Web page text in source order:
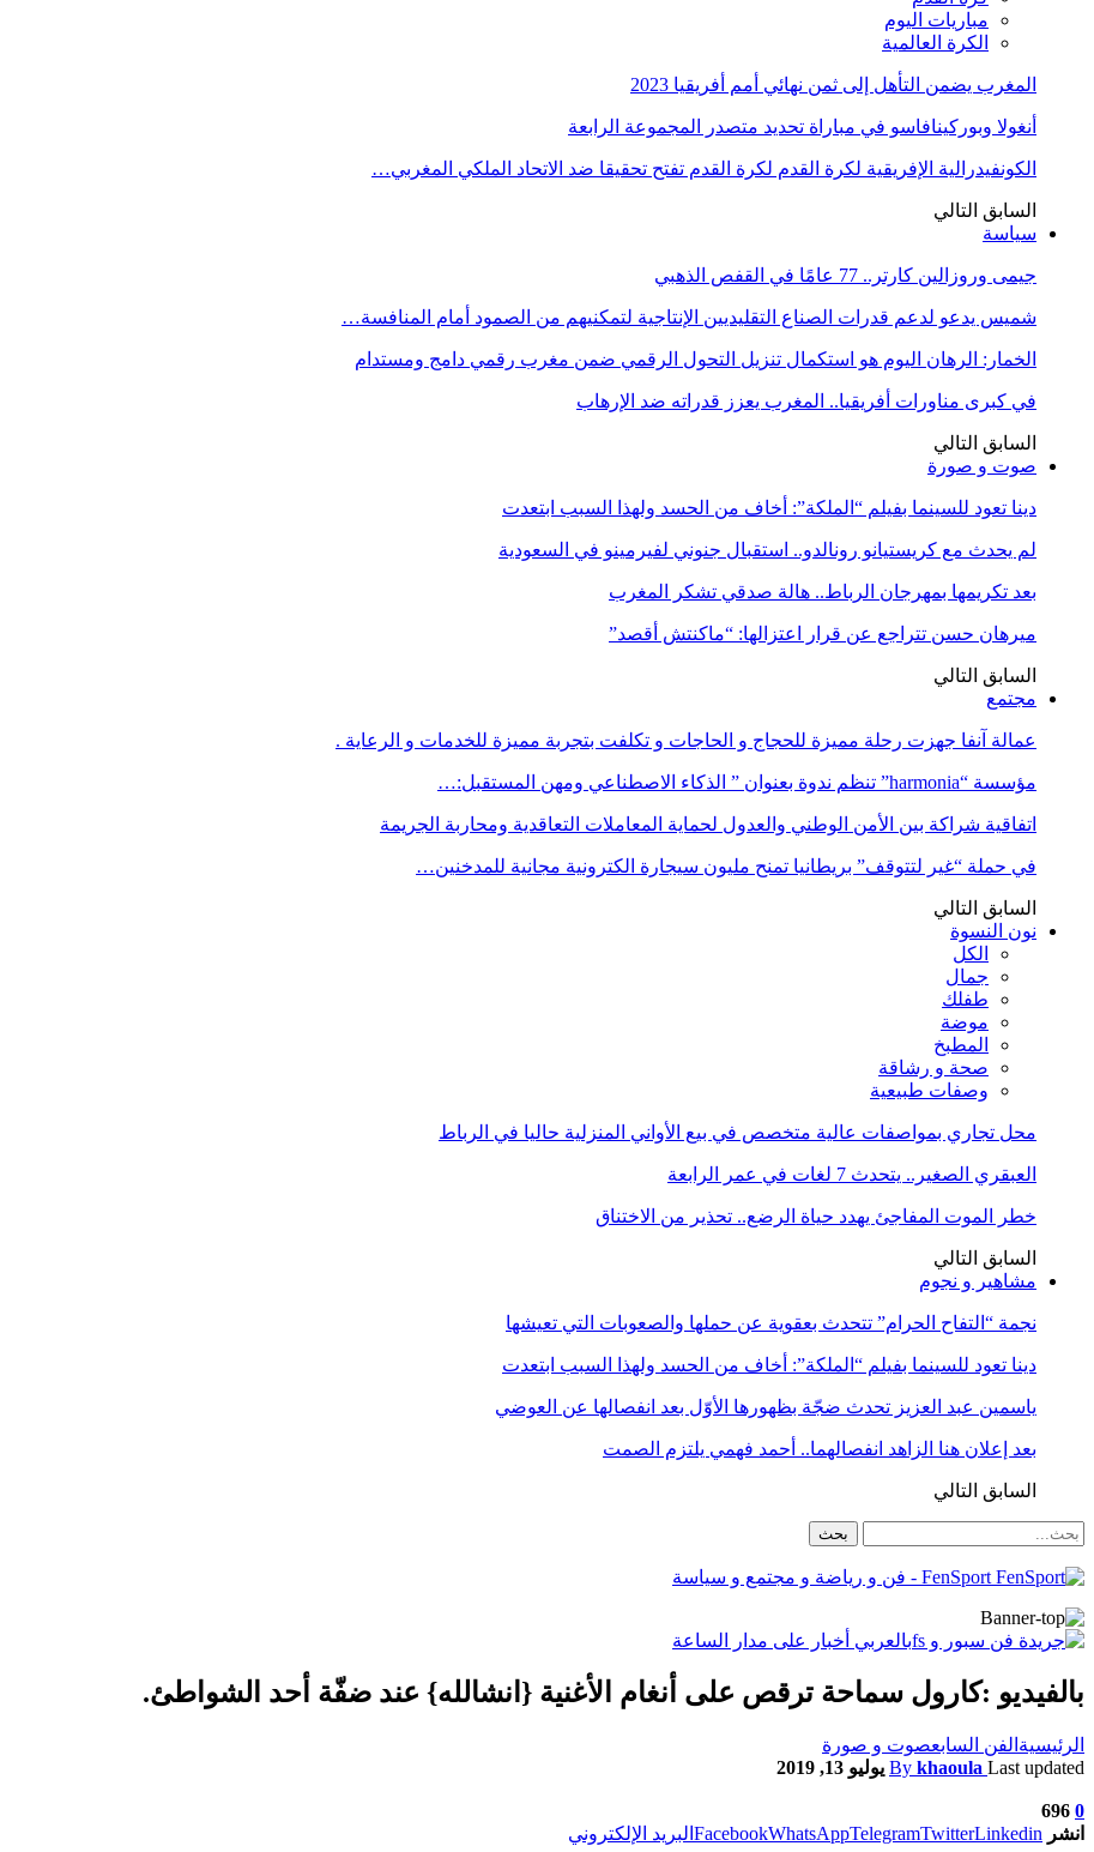
مباريات اليوم
الكرة العالمية
المغرب يضمن التأهل إلى ثمن نهائي أمم أفريقيا 2023
أنغولا وبوركينافاسو في مباراة تحديد متصدر المجموعة الرابعة
الكونفيدرالية الإفريقية لكرة القدم لكرة القدم تفتح تحقيقا ضد الاتحاد الملكي المغربي…
السابق التالي
سياسة
جيمى وروزالين كارتر.. 77 عامًا في القفص الذهبي
شميس يدعو لدعم قدرات الصناع التقليديين الإنتاجية لتمكنيهم من الصمود أمام المنافسة…
الخمار: الرهان اليوم هو استكمال تنزيل التحول الرقمي ضمن مغرب رقمي دامج ومستدام
في كبرى مناورات أفريقيا.. المغرب يعزز قدراته ضد الإرهاب
السابق التالي
صوت و صورة
دينا تعود للسينما بفيلم “الملكة”: أخاف من الحسد ولهذا السبب ابتعدت
لم يحدث مع كريستيانو رونالدو.. استقبال جنوني لفيرمينو في السعودية
بعد تكريمها بمهرجان الرباط.. هالة صدقي تشكر المغرب
ميرهان حسن تتراجع عن قرار اعتزالها: “ماكنتش أقصد”
السابق التالي
مجتمع
عمالة آنفا جهزت رحلة مميزة للحجاج و الحاجات و تكلفت بتجربة مميزة للخدمات و الرعاية .
مؤسسة “harmonia” تنظم ندوة بعنوان ” الذكاء الاصطناعي ومهن المستقبل:…
اتفاقية شراكة بين الأمن الوطني والعدول لحماية المعاملات التعاقدية ومحاربة الجريمة
في حملة “غير لتتوقف” بريطانيا تمنح مليون سيجارة الكترونية مجانية للمدخنين…
السابق التالي
نون النسوة
الكل
جمال
طفلك
موضة
المطبخ
صحة و رشاقة
وصفات طبيعية
محل تجاري بمواصفات عالية متخصص في بيع الأواني المنزلية حاليا في الرباط
العبقري الصغير.. يتحدث 7 لغات في عمر الرابعة
خطر الموت المفاجئ يهدد حياة الرضع.. تحذير من الاختناق
السابق التالي
مشاهير و نجوم
نجمة “التفاح الحرام” تتحدث بعقوية عن حملها والصعوبات التي تعيشها
دينا تعود للسينما بفيلم “الملكة”: أخاف من الحسد ولهذا السبب ابتعدت
ياسمين عبد العزيز تحدث ضجّة بظهورها الأوّل بعد انفصالها عن العوضي
بعد إعلان هنا الزاهد انفصالهما.. أحمد فهمي يلتزم الصمت
السابق التالي
FenSport - فن و رياضة و مجتمع و سياسة
بالفيديو :كارول سماحة ترقص على أنغام الأغنية {انشالله} عند ضفّة أحد الشواطئ.
الرئيسية الفن السابعصوت و صورة
By khaoula Last updated يوليو 13, 2019
0
696
انشر
FacebookWhatsAppTelegramTwitterLinkedin البريد الإلكتروني